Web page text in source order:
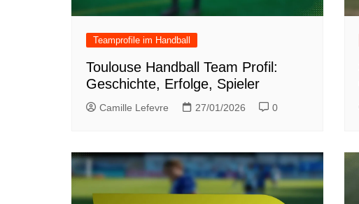
Teamprofile im Handball
Toulouse Handball Team Profil:
Geschichte, Erfolge, Spieler
Camille Lefevre 27/01/2026 0